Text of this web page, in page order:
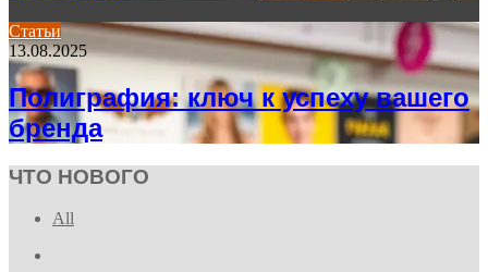
Статьи
13.08.2025
Полиграфия: ключ к успеху вашего
бренда
ЧТО НОВОГО
All